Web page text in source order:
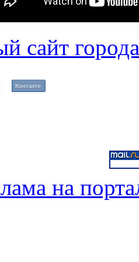
сайт
Контакте
на